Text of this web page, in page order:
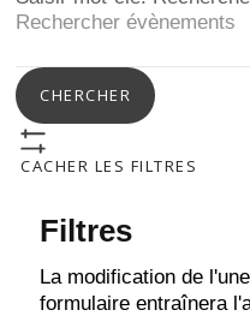
CHERCHER
CACHER LES FILTRES
Filtres
La modification de
formulaire entraînera